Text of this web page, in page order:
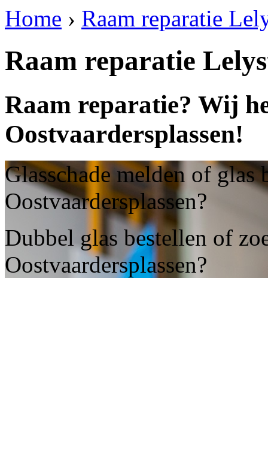
Home › Raam reparatie
Raam reparatie
Raam reparatie? Wij
Oostvaardersplassen!
Glasschade melden of
Oostvaardersplassen?
Dubbel glas bestellen of
Oostvaardersplassen?